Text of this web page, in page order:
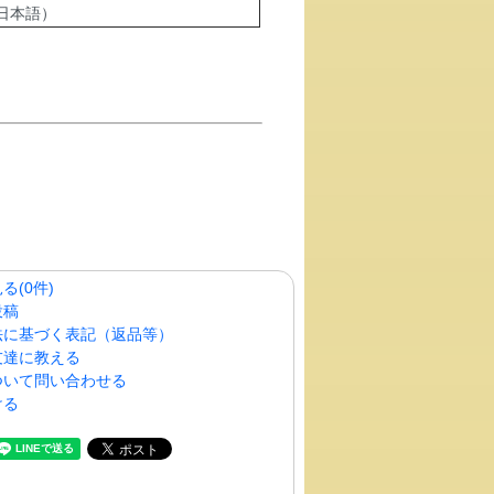
語）
(0件)
基づく表記（返品等）
に教える
て問い合わせる